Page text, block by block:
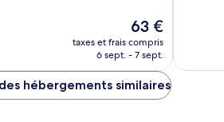
Le
nouveau
prix
de
63 €
taxes et frais compris
6 sept. - 7 sept.
hébergements similaires